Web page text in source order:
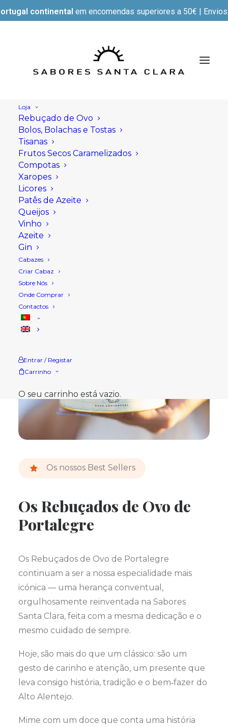
continental em encomendas superiores a 50€ |
Loja
Rebuçado de Ovo
Bolos, Bolachas e Tostas
Tisanas
Frutos Secos Caramelizados
Compotas
Xaropes
Licores
Patês de Azeite
Queijos
Vinho
Azeite
Gin
Cabazes
Criar Cabaz
Sobre Nós
Onde Comprar
Contactos
Entrar / Registar
Carrinho
O seu carrinho está vazio.
Os nossos Best Sellers
Os Rebuçados de Ovo de
Portalegre
Os Rebuçados de Ovo de Portalegre
continuam a ser a nossa especialidade mais
icónica — uma herança conventual,
orgulhosamente reinventada na Sabores
Santa Clara, feita com a mesma dedicação e o
mesmo cuidado de sempre.
Hoje, são mais do que um clássico: são um
gesto de carinho e atenção, um presente que
leva consigo história, tradição e o bem‑fazer do
Alto Alentejo.
Mime com um doce que conta uma história